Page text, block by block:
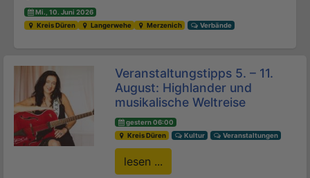
Mi., 10. Juni 2026
Kreis Düren
Langerwehe Merzenich Verbände
Veranstaltungstipps 5. – 11.
August: Highlander und
musikalische Weltreise
gestern 06:00
Kreis Düren
Kultur Veranstaltungen
lesen ...